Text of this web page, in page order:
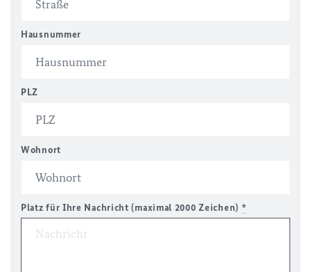
Hausnummer
PLZ
Wohnort
Platz für Ihre Nachricht (maximal 2000 Zeichen) *